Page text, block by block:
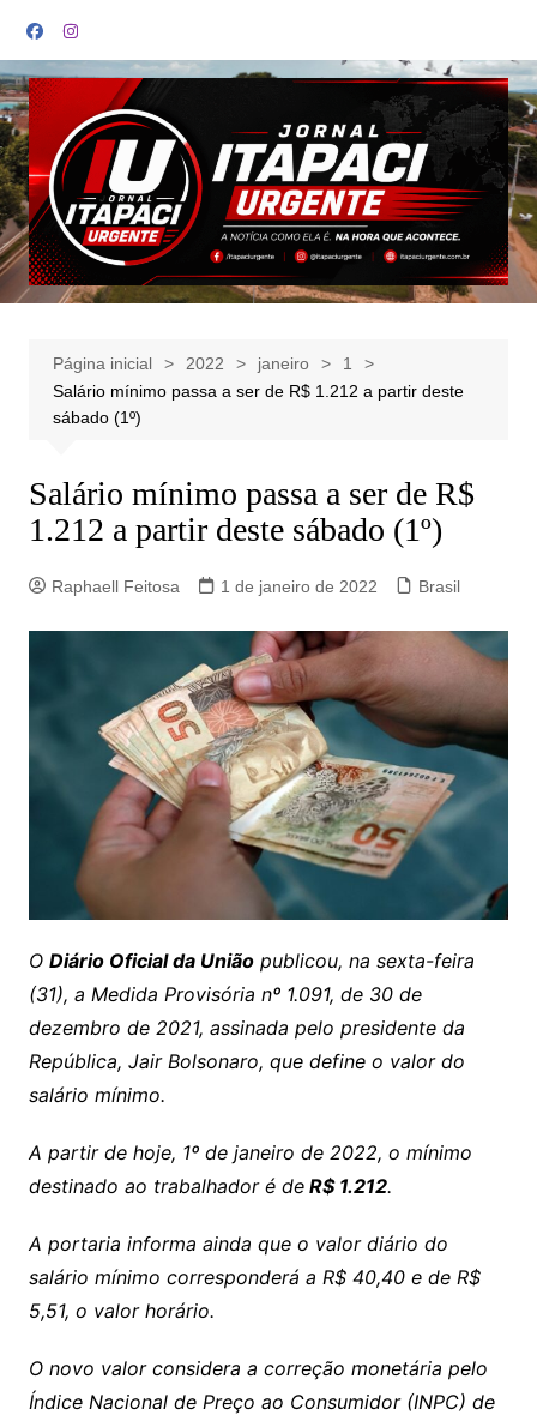
para
o
conteúdo
Página inicial 2022 janeiro
1
Salário mínimo passa a ser de R$ 1.212 a partir deste
sábado (1º)
Salário mínimo passa a ser de R$
1.212 a partir deste sábado (1º)
Raphaell Feitosa 1 de janeiro de 2022 Brasil
O Diário Oficial da Uniãopublicou, na sexta-feira
(31), a Medida Provisória nº 1.091, de 30 de
dezembro de 2021, assinada pelo presidente da
República, Jair Bolsonaro, que define o valor do
salário mínimo.
A partir de hoje, 1º de janeiro de 2022, o mínimo
destinado ao trabalhador é deR$ 1.212.
A portaria informa ainda que o valor diário do
salário mínimo corresponderá a R$ 40,40 e de R$
5,51, o valor horário.
O novo valor considera a correção monetária pelo
Índice Nacional de Preço ao Consumidor (INPC) de